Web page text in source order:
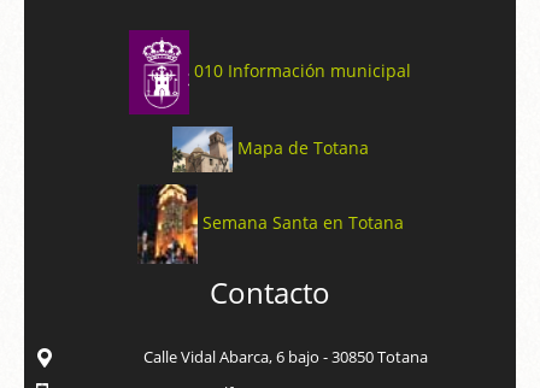
010 Información municipal
Mapa de Totana
Semana Santa en Totana
Contacto
Calle Vidal Abarca, 6 bajo - 30850 Totana